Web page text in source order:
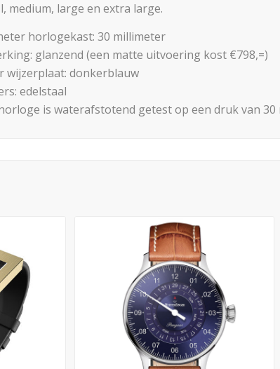
medium, large en extra large.
horlogekast: 30 millimeter
glanzend (een matte uitvoering kost €798,=)
wijzerplaat: donkerblauw
edelstaal
is waterafstotend getest op een druk van